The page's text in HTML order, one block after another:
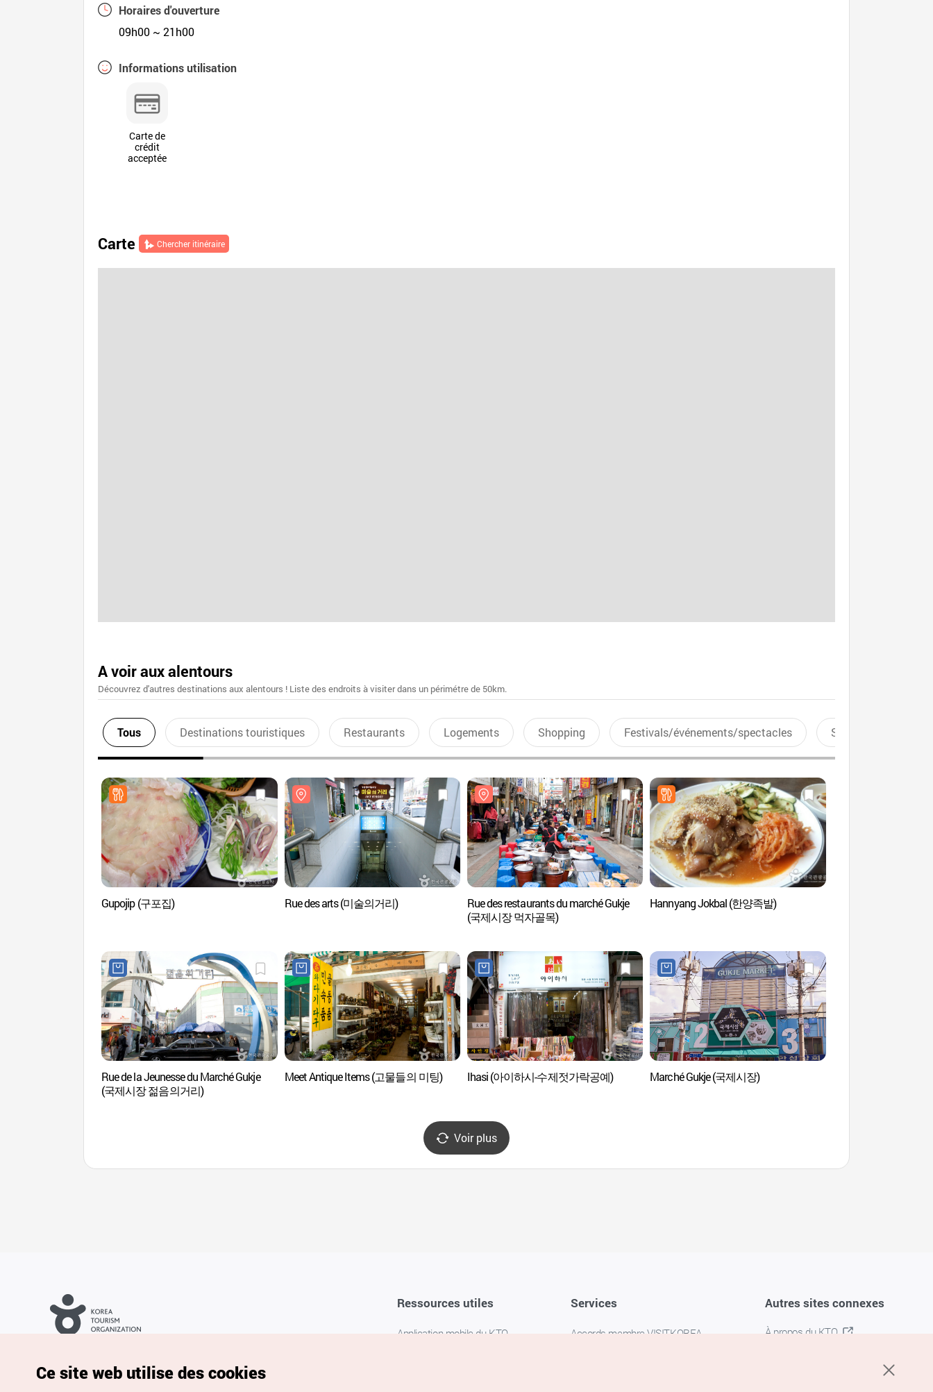
Horaires d'ouverture
09h00 ~ 21h00
Informations utilisation
Carte de
crédit
acceptée
Carte Chercher itinéraire
A voir aux alentours
Découvrez d'autres destinations aux alentours ! Liste des endroits à visiter dans un périmétre de 50km.
Tous Destinations touristiques Restaurants Logements Shopping Festivals/événements/spectacles Sports aquatiques
Gupojip (구포집) Rue des arts (미술의거리)
Rue des restaurants du marché Gukje
(국제시장 먹자골목)
Hannyang Jokbal (한양족발)
Rue de la Jeunesse du Marché Gukje
(국제시장 젊음의거리)
Meet Antique Items (고물들의 미팅) Ihasi (아이하시-수제젓가락공예) Marché Gukje (국제시장)
Voir plus
Ressources utiles
Application mobile du KTO
Services
Accords membre VISITKOREA
Autres sites connexes
À propos du KTO
Pour les rapports d'erreurs et demandes de renseignements,
adressez vos demandes à
Ce site web utilise des cookies